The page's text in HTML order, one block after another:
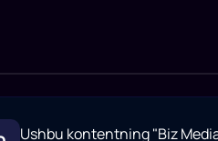
Ushbu kontentning "Biz